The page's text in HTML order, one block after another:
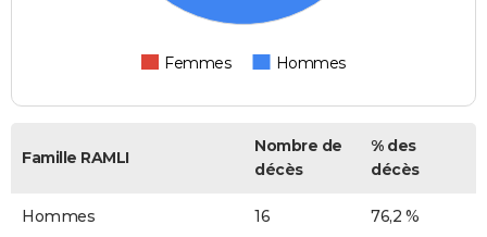
Femmes Hommes
Famille RAMLI
Nombre de
décès
% des
décès
Hommes 16 76,2 %